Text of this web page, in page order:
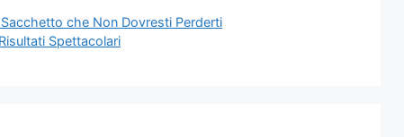
che Non Dovresti Perderti
Spettacolari